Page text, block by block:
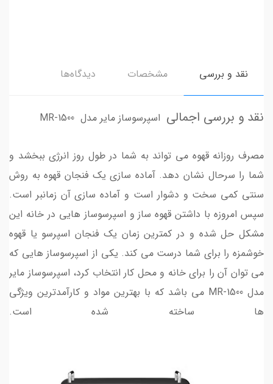
نقد و بررسی مشخصات دیدگاه‌ها
نقد و بررسی اجمالی اسپرسوساز مایر مدل MR-1500
مصرف روزانه قهوه می تواند به شما در طول روز انرژی ببخشد و
شما را سرحال نشان دهد. آماده سازی یک فنجان قهوه به روش
سنتی کمی سخت و دشوار است و آماده سازی آن زمانبر است.
سپس امروزه با داشتن قهوه ساز و اسپرسوساز هایی در خانه این
مشکل حل شده و در کمترین زمان یک فنجان اسپرسو یا قهوه
خوشمزه را برای شما درست می کند. یکی از اسپرسوساز هایی که
می توان آن را برای خانه و محل کار انتخاب کرد، اسپرسوساز مایر
مدل MR-1500 می باشد که با بهترین مواد و کارآمدترین ویژگی
ها ساخته شده است.